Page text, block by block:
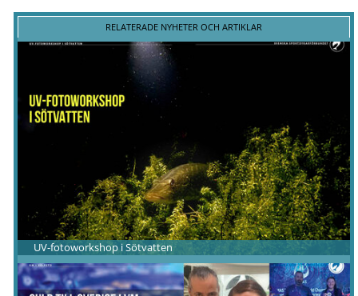
RELATERADE NYHETER OCH ARTIKLAR
UV-fotoworkshop i Sötvatten